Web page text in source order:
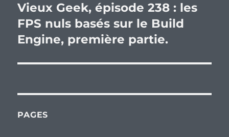
Publication
suivante :
Vieux Geek, épisode 238 : les
FPS nuls basés sur le Build
Engine, première partie.
PAGES